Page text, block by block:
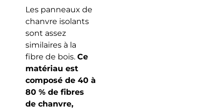
Les panneaux de
chanvre isolants
sont assez
similaires à la
fibre de bois. Ce
matériau est
composé de 40 à
80 % de fibres
de chanvre,